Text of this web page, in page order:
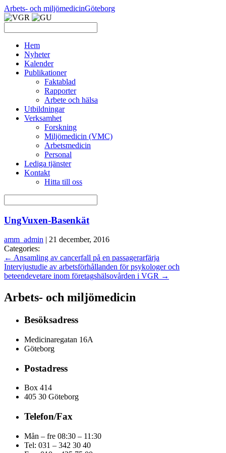
Arbets- och miljömedicinGöteborg
Hem
Nyheter
Kalender
Publikationer
Faktablad
Rapporter
Arbete och hälsa
Utbildningar
Verksamhet
Forskning
Miljömedicin (VMC)
Arbetsmedicin
Personal
Lediga tjänster
Kontakt
Hitta till oss
UngVuxen-Basenkät
amm_admin | 21 december, 2016
Categories:
← Ansamling av cancerfall på en passagerarfärja
Intervjustudie av arbetsförhållanden för psykologer och
beteendevetare inom företagshälsovården i VGR →
Arbets- och miljömedicin
Besöksadress
Medicinaregatan 16A
Göteborg
Postadress
Box 414
405 30 Göteborg
Telefon/Fax
Mån – fre 08:30 – 11:30
Tel: 031 – 342 30 40